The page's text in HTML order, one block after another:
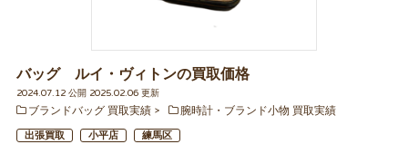
バッグ ルイ・ヴィトンの買取価格
2024.07.12 公開 2025.02.06 更新
ブランドバッグ 買取実績
腕時計・ブランド小物 買取実績
出張買取 小平店 練馬区